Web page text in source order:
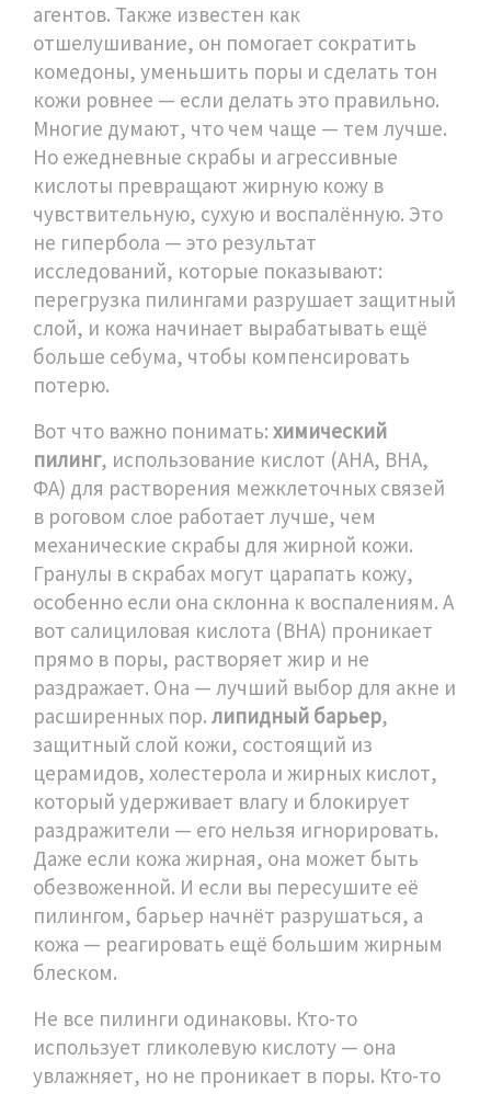
агентов. Также известен как
отшелушивание, он помогает сократить
комедоны, уменьшить поры и сделать тон
кожи ровнее — если делать это правильно.
Многие думают, что чем чаще — тем лучше.
Но ежедневные скрабы и агрессивные
кислоты превращают жирную кожу в
чувствительную, сухую и воспалённую. Это
не гипербола — это результат
исследований, которые показывают:
перегрузка пилингами разрушает защитный
слой, и кожа начинает вырабатывать ещё
больше себума, чтобы компенсировать
потерю.
Вот что важно понимать: химический
пилинг, использование кислот (АНА, ВНА,
ФА) для растворения межклеточных связей
в роговом слое работает лучше, чем
механические скрабы для жирной кожи.
Гранулы в скрабах могут царапать кожу,
особенно если она склонна к воспалениям. А
вот салициловая кислота (ВНА) проникает
прямо в поры, растворяет жир и не
раздражает. Она — лучший выбор для акне и
расширенных пор. липидный барьер,
защитный слой кожи, состоящий из
церамидов, холестерола и жирных кислот,
который удерживает влагу и блокирует
раздражители — его нельзя игнорировать.
Даже если кожа жирная, она может быть
обезвоженной. И если вы пересушите её
пилингом, барьер начнёт разрушаться, а
кожа — реагировать ещё большим жирным
блеском.
Не все пилинги одинаковы. Кто-то
использует гликолевую кислоту — она
увлажняет, но не проникает в поры. Кто-то